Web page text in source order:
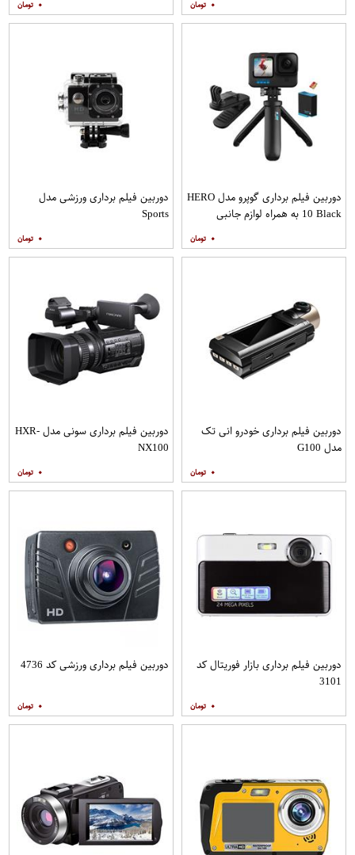
۰ ۰
دوربین فیلم برداری گوپرو مدل HERO
10 Black به همراه لوازم جانبی
۰
دوربین فیلم برداری ورزشی مدل
Sports
۰
دوربین فیلم برداری خودرو انی تک
مدل G100
۰
دوربین فیلم برداری سونی مدل HXR-
NX100
۰
دوربین فیلم برداری بازار فوریتال کد
3101
۰
دوربین فیلم برداری ورزشی کد 4736
۰